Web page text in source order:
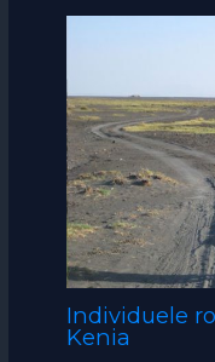
Individuele
Kenia